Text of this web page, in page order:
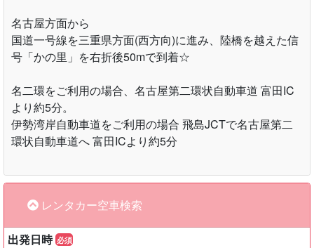
名古屋方面から
国道一号線を三重県方面(西方向)に進み、陸橋を越えた信
号「かの里」を右折後50mで到着☆
名二環をご利用の場合、名古屋第二環状自動車道 富田IC
より約5分。
伊勢湾岸自動車道をご利用の場合 飛島JCTで名古屋第二
環状自動車道へ 富田ICより約5分
レンタカー空車検索
出発日時 必須